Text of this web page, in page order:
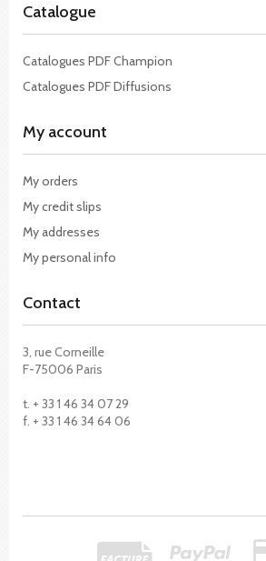
Catalogue
Catalogues PDF Champion
Catalogues PDF Diffusions
My account
My orders
My credit slips
My addresses
My personal info
Contact
3, rue Corneille
F-75006 Paris
t. + 33 1 46 34 07 29
f. + 33 1 46 34 64 06